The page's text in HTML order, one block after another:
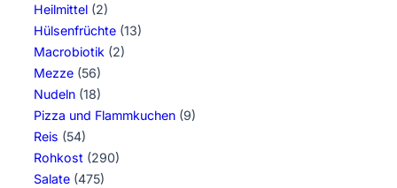
Heilmittel (2)
Hülsenfrüchte (13)
Macrobiotik (2)
Mezze (56)
Nudeln (18)
Pizza und Flammkuchen (9)
Reis (54)
Rohkost (290)
Salate (475)